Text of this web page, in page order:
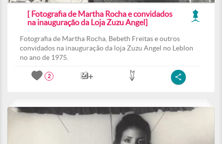
[ Fotografia de Martha Rocha e convidados
na inauguração da Loja Zuzu Angel]
Fotografia de Martha Rocha, Bebeth Freitas e outros
convidados na inauguração da loja Zuzu Angel no Leblon
no ano de 1975.
2